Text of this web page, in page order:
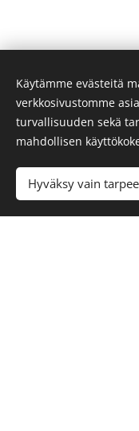
Käytämme evästeitä
verkkosivustomme
turvallisuuden sekä
mahdollisen
Hyväksy vain